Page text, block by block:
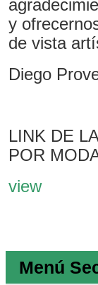
y
de vista
Diego
LINK DE
POR
view
Menú